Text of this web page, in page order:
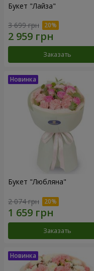
Букет "Лайза"
3 699 грн
Заказать
Букет "Любляна"
2 074 грн
Заказать